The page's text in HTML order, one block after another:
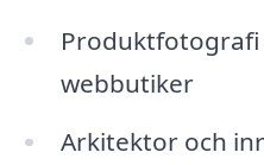
webbutiker
Arkitektor och